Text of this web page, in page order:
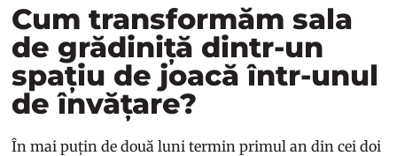
Cum transformăm sala
de grădiniță dintr-un
spațiu de joacă într-unul
de învățare?
În mai puțin de două luni termin primul an din cei doi